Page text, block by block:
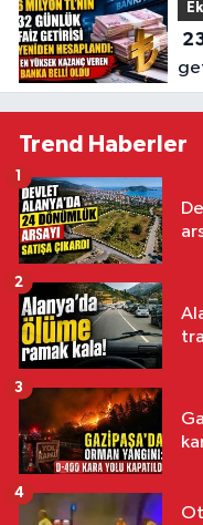
Trend Haberler
1
2
3
4